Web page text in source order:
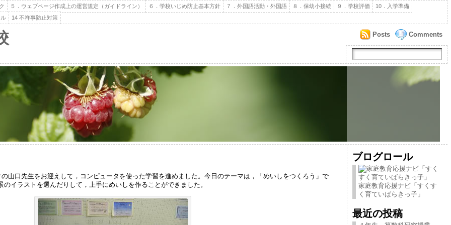
５．ウェブページ作成上の運営規定（ガイドライン） ６．学校いじめ防止基本方針 ７．外国語活動・外国語 ８．保幼小接続 ９．学校評価
10．入学準備
14 不祥事防止対策
Comments
Posts
口先生をお迎えして，コンピュータを使った学習を進めました。今日のテーマは，「めいしをつくろう」で
イラストを選んだりして，上手にめいしを作ることができました。
ブログロール
家庭教育応援ナビ「すくす
く育ていばらきっ子」
最近の投稿